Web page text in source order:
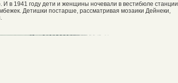
И в 1941 году дети и женщины ночевали в вестибюле станции
Детишки постарше, рассматривая мозаики Дейнеки,